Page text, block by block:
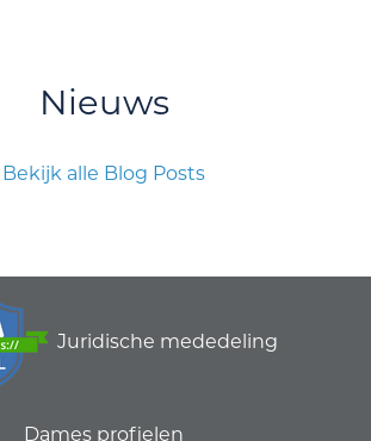
Nieuws
Bekijk alle Blog Posts
Juridische mededeling
Dames profielen